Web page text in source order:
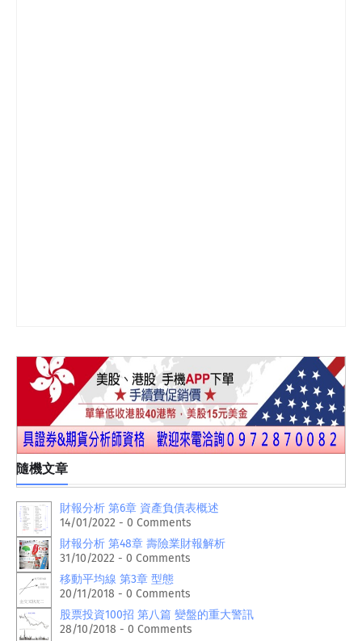
隨機文章
財報分析 第6章 資產負債表概述
14/01/2022 - 0 Comments
財報分析 第48章 壽險業財報解析
31/10/2022 - 0 Comments
移動平均線 第3章 型態
20/11/2018 - 0 Comments
股票投資100招 第八篇 變盤的重大警訊
28/10/2018 - 0 Comments